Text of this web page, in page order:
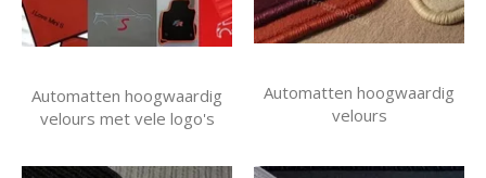
Automatten hoogwaardig
velours met vele logo's
Automatten hoogwaardig
velours